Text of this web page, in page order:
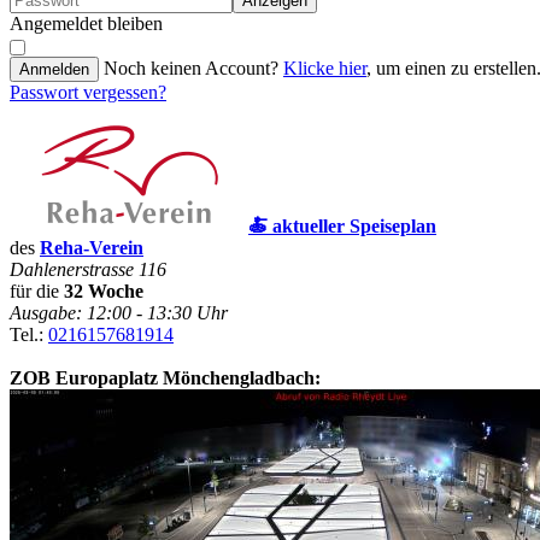
Angemeldet bleiben
Anmelden Noch keinen Account? Klicke hier, um einen zu erstellen.
Passwort vergessen?
🍝 aktueller Speiseplan
des Reha-Verein
Dahlenerstrasse 116
für die 32 Woche
Ausgabe: 12:00 - 13:30 Uhr
Tel.: 0216157681914
ZOB Europaplatz Mönchengladbach: